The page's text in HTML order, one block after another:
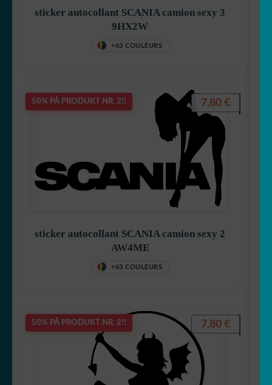
sticker autocollant SCANIA camion sexy 3
9HX2W
+63 COULEURS
50% PÅ PRODUKT NR. 2!!
sticker autocollant SCANIA camion sexy 2
AW4ME
+63 COULEURS
7,80 €
50% PÅ PRODUKT NR. 2!! 7,80 €